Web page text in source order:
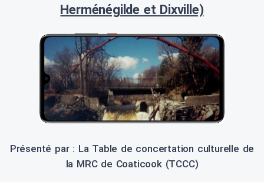
Herménégilde et Dixville)
Présenté par : La Table de concertation culturelle de
la MRC de Coaticook (TCCC)